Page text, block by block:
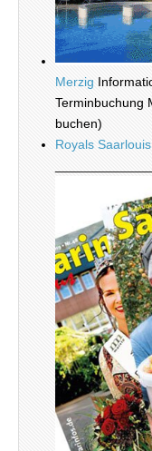
Merzig
Terminbuchung
buchen)
Royals Saarlouis